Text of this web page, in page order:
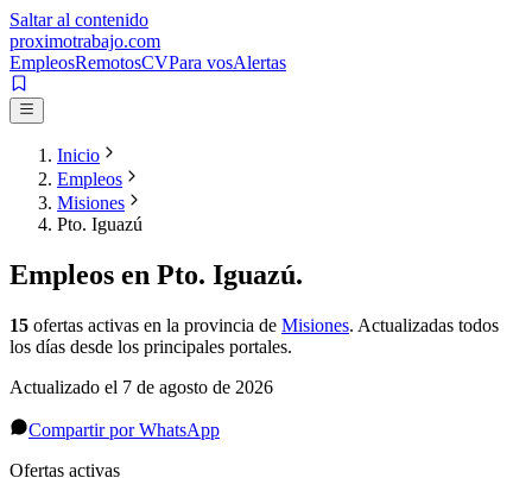
Saltar al contenido
proximotrabajo.com
EmpleosRemotosCVPara vosAlertas
Inicio
Empleos
Misiones
Pto. Iguazú
Empleos en Pto. Iguazú.
15 ofertas activas en la provincia de Misiones. Actualizadas todos
los días desde los principales portales.
Actualizado el 7 de agosto de 2026
Compartir por WhatsApp
Ofertas activas